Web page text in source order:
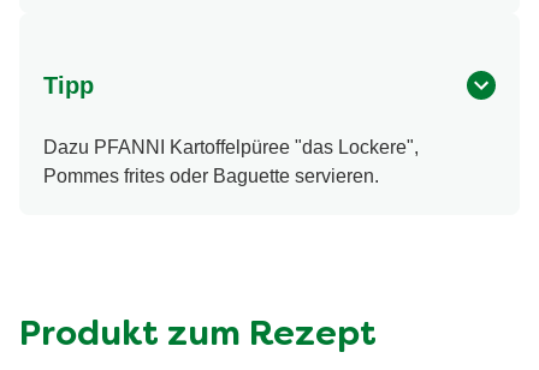
Tipp
Dazu PFANNI Kartoffelpüree "das Lockere",
Pommes frites oder Baguette servieren.
Produkt zum Rezept